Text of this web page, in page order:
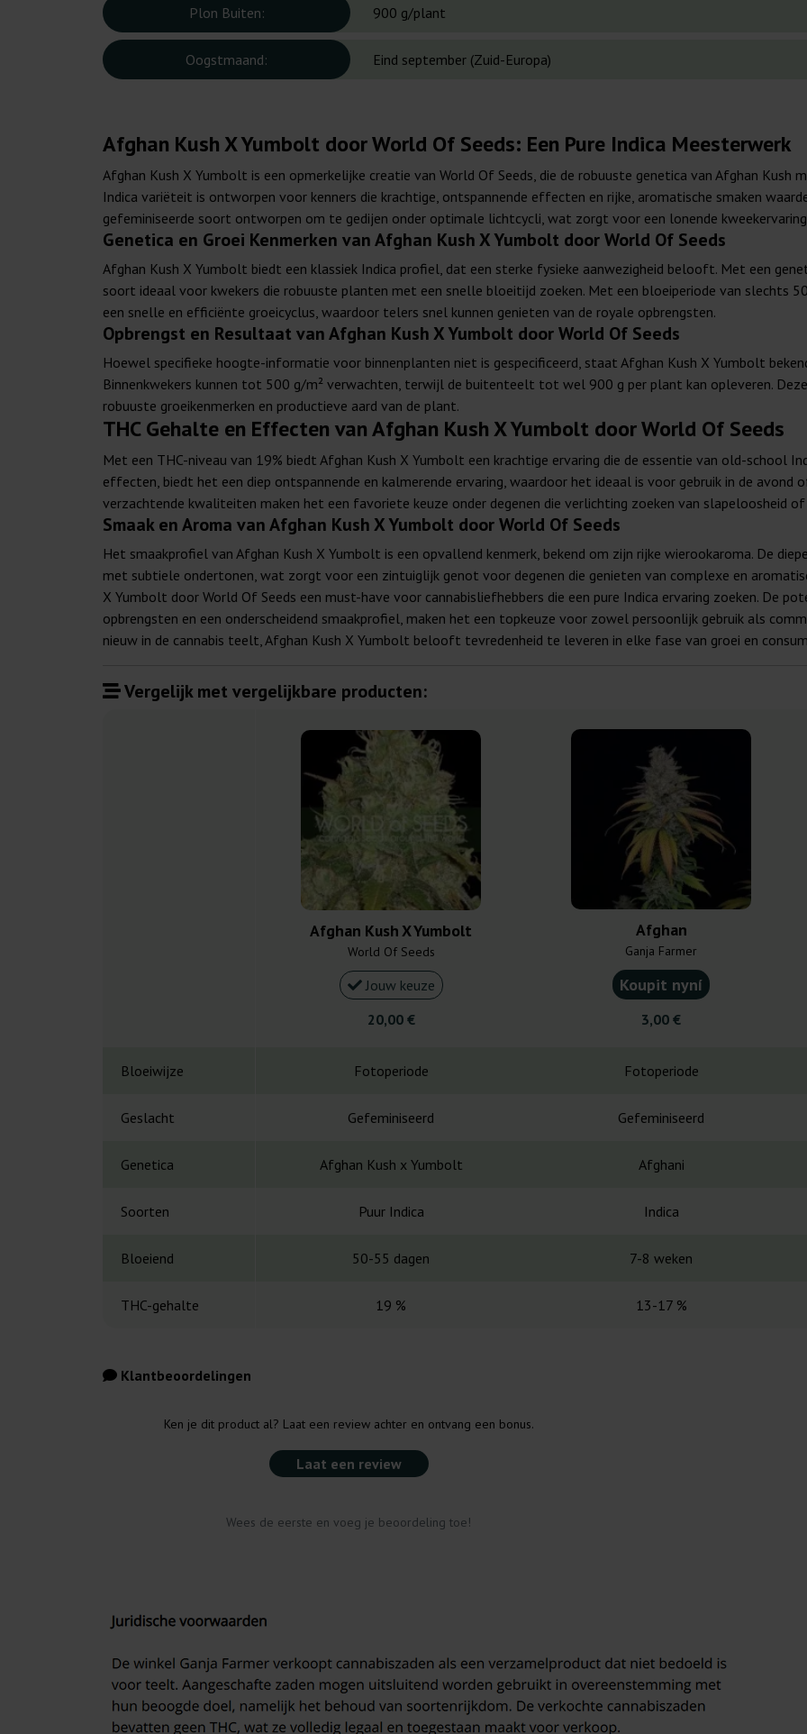
Plon Buiten: 900 g/plant
Oogstmaand: Eind september (Zuid-Europa)
Afghan Kush X Yumbolt door World Of Seeds: Een Pure Indica Meesterwerk
Afghan Kush X Yumbolt is een opmerkelijke creatie van World Of Seeds, die de robuuste genetica van Afghan Kush
Indica variëteit is ontworpen voor kenners die krachtige, ontspannende effecten en rijke, aromatische smaken
gefeminiseerde soort ontworpen om te gedijen onder optimale lichtcycli, wat zorgt voor een lonende
Genetica en Groei Kenmerken van Afghan Kush X Yumbolt door World Of Seeds
Afghan Kush X Yumbolt biedt een klassiek Indica profiel, dat een sterke fysieke aanwezigheid belooft. Met een
soort ideaal voor kwekers die robuuste planten met een snelle bloeitijd zoeken. Met een bloeiperiode van slechts
een snelle en efficiënte groeicyclus, waardoor telers snel kunnen genieten van de royale opbrengsten.
Opbrengst en Resultaat van Afghan Kush X Yumbolt door World Of Seeds
Hoewel specifieke hoogte-informatie voor binnenplanten niet is gespecificeerd, staat Afghan Kush X Yumbolt
Binnenkwekers kunnen tot 500 g/m² verwachten, terwijl de buitenteelt tot wel 900 g per plant kan opleveren.
robuuste groeikenmerken en productieve aard van de plant.
THC Gehalte en Effecten van Afghan Kush X Yumbolt door World Of Seeds
Met een THC-niveau van 19% biedt Afghan Kush X Yumbolt een krachtige ervaring die de essentie van old-school
effecten, biedt het een diep ontspannende en kalmerende ervaring, waardoor het ideaal is voor gebruik in de
verzachtende kwaliteiten maken het een favoriete keuze onder degenen die verlichting zoeken van slapeloosheid of
Smaak en Aroma van Afghan Kush X Yumbolt door World Of Seeds
Het smaakprofiel van Afghan Kush X Yumbolt is een opvallend kenmerk, bekend om zijn rijke wierookaroma. De
met subtiele ondertonen, wat zorgt voor een zintuiglijk genot voor degenen die genieten van complexe en
X Yumbolt door World Of Seeds een must-have voor cannabisliefhebbers die een pure Indica ervaring zoeken. De
opbrengsten en een onderscheidend smaakprofiel, maken het een topkeuze voor zowel persoonlijk gebruik als
nieuw in de cannabis teelt, Afghan Kush X Yumbolt belooft tevredenheid te leveren in elke fase van groei en
Vergelijk met vergelijkbare producten:
Afghan Kush X Yumbolt
World Of Seeds
Jouw keuze
20,00 €
Afghan
Ganja Farmer
Koupit nyní
3,00 €
Bloeiwijze Fotoperiode Fotoperiode
Geslacht Gefeminiseerd Gefeminiseerd
Genetica Afghan Kush x Yumbolt Afghani
Soorten Puur Indica Indica
Bloeiend 50-55 dagen 7-8 weken
THC-gehalte 19 % 13-17 %
Klantbeoordelingen
Ken je dit product al? Laat een review achter en ontvang een bonus.
Laat een review
Wees de eerste en voeg je beoordeling toe!